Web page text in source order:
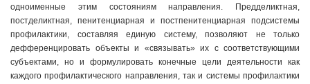
одноименные этим состояниям направления. Предделиктная,
постделиктная, пенитенциарная и постпенитенциарная подсистемы
профилактики, составляя единую систему, позволяют не только
дефференцировать объекты и «связывать» их с соответствующими
субъектами, но и формулировать конечные цели деятельности как
каждого профилактического направления, так и системы профилактики